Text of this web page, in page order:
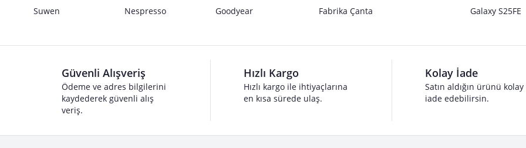
Suwen
Nespresso Goodyear
Fabrika Çanta
Galaxy S25FE
Güvenli Alışveriş
Ödeme ve adres bilgilerini
kaydederek güvenli alış
veriş.
Hızlı Kargo
Hızlı kargo ile ihtiyaçlarına
en kısa sürede ulaş.
Kolay İade
Satın aldığın ürünü kolay
iade edebilirsin.